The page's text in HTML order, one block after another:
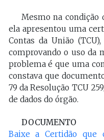
Mesmo na condição
ela apresentou uma
Contas da União
comprovando o uso da
problema é que uma
constava que
79 da Resolução TCU
de dados do órgão.
DOCUMENTO
Baixe a Certidão que